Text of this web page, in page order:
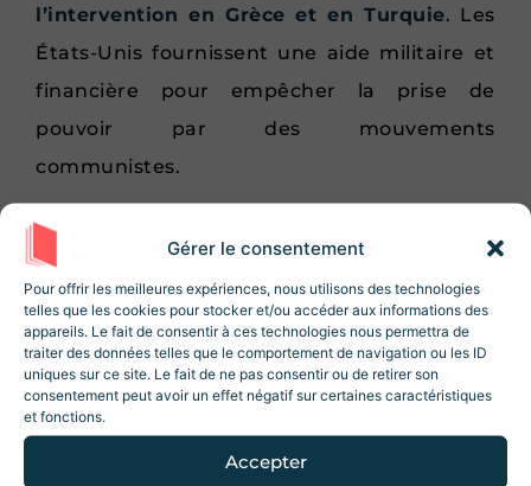
Gérer le consentement
Pour offrir les meilleures expériences, nous utilisons des technologies
telles que les cookies pour stocker et/ou accéder aux informations des
appareils. Le fait de consentir à ces technologies nous permettra de
traiter des données telles que le comportement de navigation ou les ID
uniques sur ce site. Le fait de ne pas consentir ou de retirer son
consentement peut avoir un effet négatif sur certaines caractéristiques
et fonctions.
Accepter
l’intervention en Grèce et en Turquie. Les
États-Unis fournissent une aide militaire et
financière pour empêcher la prise de
pouvoir par des mouvements
communistes.
Ces initiatives aggravent les tensions avec
l’URSS, qui perçoit le plan Marshall comme
une tentative d’hégémonie économique
américaine.
Le coup de Prague et le blocus de
Berlin
En 1948, deux événements majeurs
Rejoignez la Newsletter
Revue Histoire !
10% de réduction sur la boutique lors de
votre inscription ! Des articles, des
ressources et des contenus exclusifs 😃